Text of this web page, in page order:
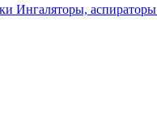
Ингаляторы, аспираторы